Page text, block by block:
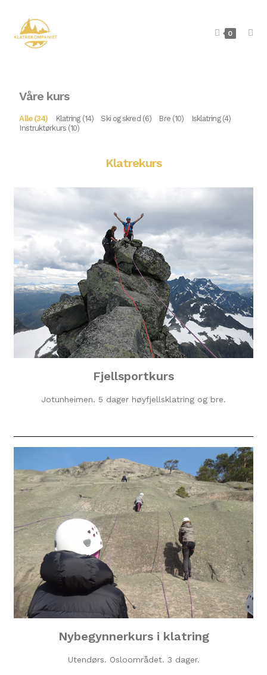
0
Våre kurs
Alle (34) Klatring (14) Ski og skred (6) Bre (10)
Isklatring (4)
Instruktørkurs (10)
Klatrekurs
Fjellsportkurs
Jotunheimen. 5 dager høyfjellsklatring og bre.
Nybegynnerkurs i klatring
Utendørs. Osloområdet. 3 dager.